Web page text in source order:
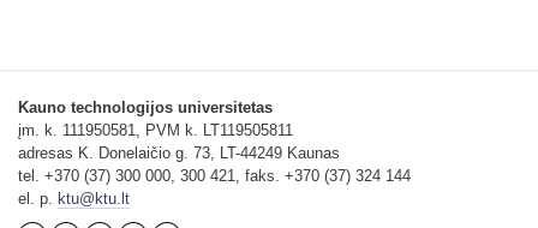
Kauno technologijos universitetas
įm. k. 111950581, PVM k. LT119505811
adresas K. Donelaičio g. 73, LT-44249 Kaunas
tel. +370 (37) 300 000, 300 421, faks. +370 (37) 324 144
el. p. ktu@ktu.lt